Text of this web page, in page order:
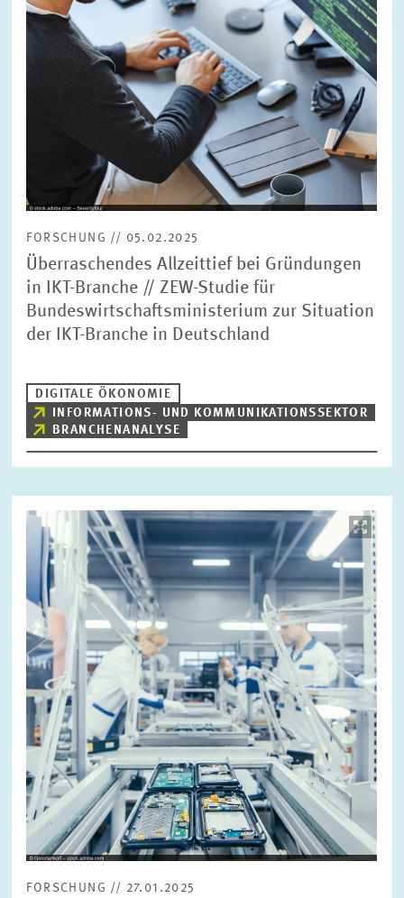
BILDMATERIAL
ZEW IN DEN MEDIEN
MEHR ZUM ZEW
JAHRESBERICHT
FORSCHUNG // 05.02.2025
Überraschendes Allzeittief bei Gründungen
in IKT-Branche // ZEW-Studie für
Bundeswirtschaftsministerium zur Situation
der IKT-Branche in Deutschland
DIGITALE ÖKONOMIE
INFORMATIONS- UND KOMMUNIKATIONSSEKTOR
BRANCHENANALYSE
Bild
öffnet
vergrößerter
Ansicht
FORSCHUNG // 27.01.2025